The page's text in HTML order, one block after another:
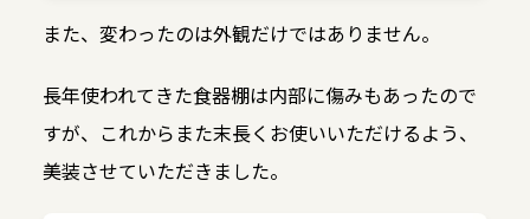
また、変わったのは外観だけではありません。
長年使われてきた食器棚は内部に傷みもあったので
すが、これからまた末長くお使いいただけるよう、
美装させていただきました。